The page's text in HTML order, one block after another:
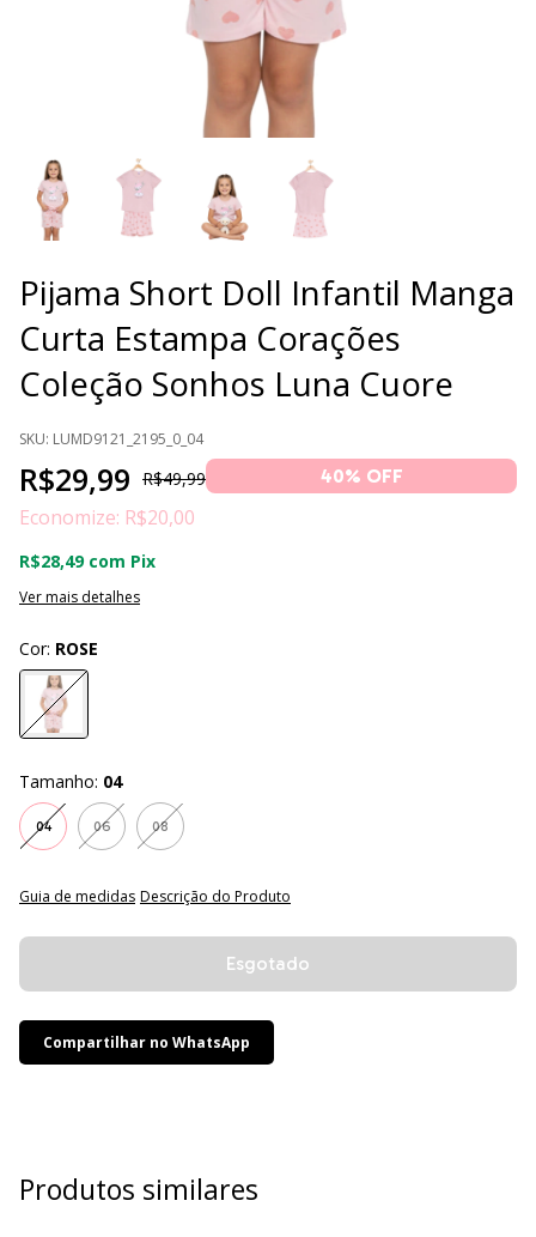
Pijama Short Doll Infantil Manga
Curta Estampa Corações
Coleção Sonhos Luna Cuore
SKU: LUMD9121_2195_0_04
R$29,99 R$49,99 40% OFF
Economize: R$20,00
R$28,49 com Pix
Ver mais detalhes
Cor: ROSE
Tamanho: 04
04 06 08
Guia de medidas Descrição do Produto
Compartilhar no WhatsApp
Produtos similares